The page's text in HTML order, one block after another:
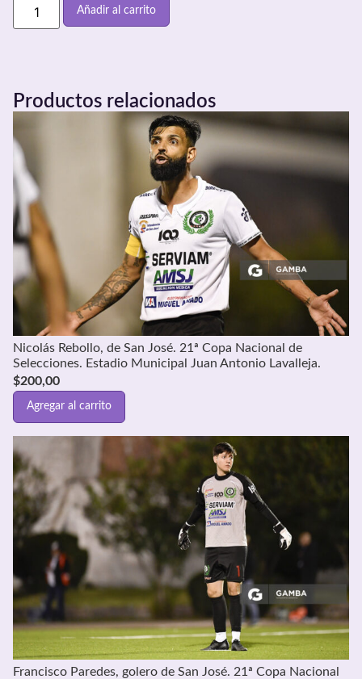
Añadir al carrito
Productos relacionados
Nicolás Rebollo, de San José. 21ª Copa Nacional de
Selecciones. Estadio Municipal Juan Antonio Lavalleja.
$200,00
Agregar al carrito
Francisco Paredes, golero de San José. 21ª Copa Nacional